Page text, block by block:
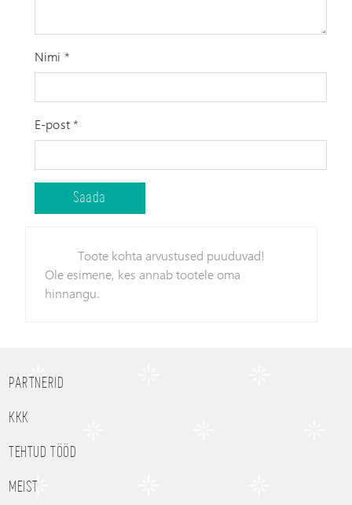
Nimi *
E-post*
Toote kohta arvustused puuduvad!
Ole esimene, kes annab tootele oma
hinnangu.
PARTNERID
KKK
TEHTUD TÖÖD
MEIST